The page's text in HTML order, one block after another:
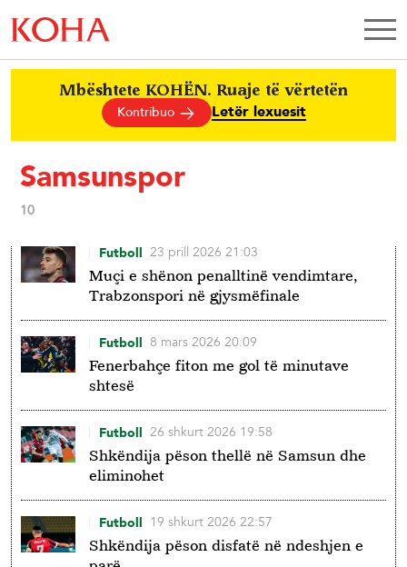
Mbështete KOHËN. Ruaje të vërtetën
Kontribuo Letër lexuesit
Samsunspor
10
Muçi e shënon penalltinë vendimtare,
Trabzonspori në gjysmëfinale
Futboll 23 prill 2026 21:03
Fenerbahçe fiton me gol të minutave
shtesë
Futboll 8 mars 2026 20:09
Shkëndija pëson thellë në Samsun dhe
eliminohet
Futboll 26 shkurt 2026 19:58
Shkëndija pëson disfatë në ndeshjen e
Futboll 19 shkurt 2026 22:57